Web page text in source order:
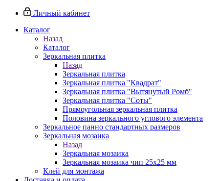
Личный кабинет
Каталог
Назад
Каталог
Зеркальная плитка
Назад
Зеркальная плитка
Зеркальная плитка "Квадрат"
Зеркальная плитка "Вытянутый Ромб"
Зеркальная плитка "Соты"
Прямоугольная зеркальная плитка
Половина зеркального углового элемента
Зеркальное панно стандартных размеров
Зеркальная мозаика
Назад
Зеркальная мозаика
Зеркальная мозаика чип 25х25 мм
Клей для монтажа